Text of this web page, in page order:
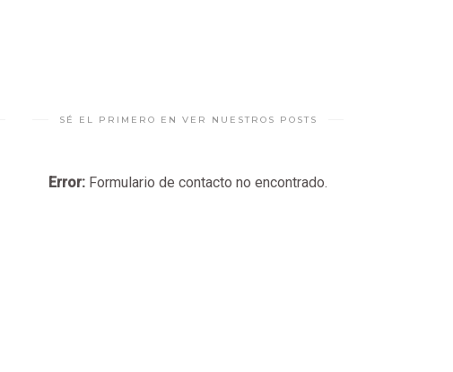
SÉ EL PRIMERO EN VER NUESTROS POSTS
Error: Formulario de contacto no encontrado.